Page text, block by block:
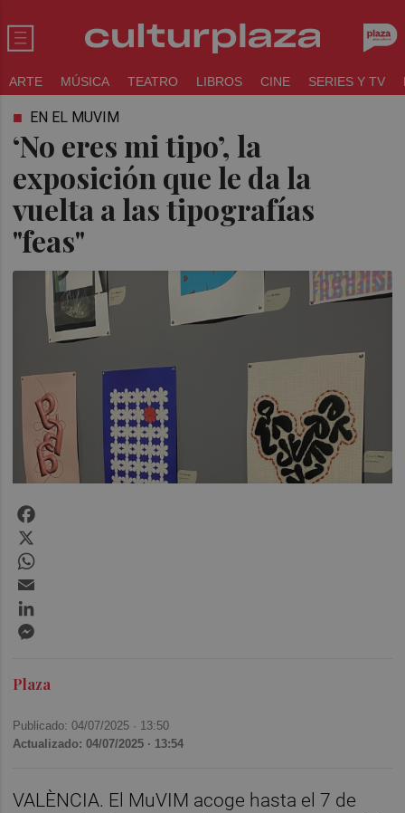
ARTE MÚSICA TEATRO LIBROS CINE SERIES Y TV
‘No eres mi tipo’, la
exposición que le da la
vuelta a las tipografías
"feas"
EN EL MUVIM
Plaza
Publicado: 04/07/2025 · 13:50
Actualizado: 04/07/2025 · 13:54
VALÈNCIA. El MuVIM acoge hasta el 7 de